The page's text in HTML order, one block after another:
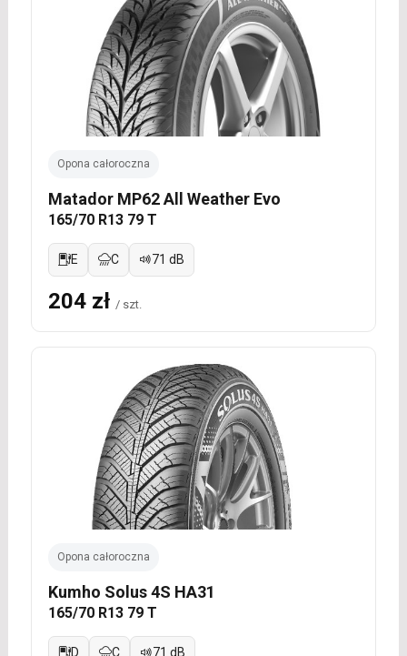
Opona całoroczna
Matador MP62 All Weather Evo
165/70 R13 79 T
E C 71 dB
204 zł / szt.
Opona całoroczna
Kumho Solus 4S HA31
165/70 R13 79 T
D C 71 dB